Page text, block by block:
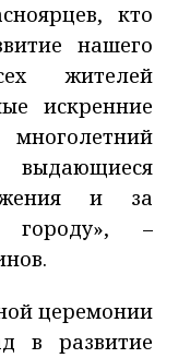
кто
нашего
жителей
искренние
выдающиеся
и за
городу», –
церемонии
в развитие